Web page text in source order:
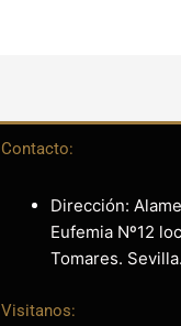
Contacto:
Dirección:
Eufemia Nº12
Tomares. Sevilla.
Visitanos: